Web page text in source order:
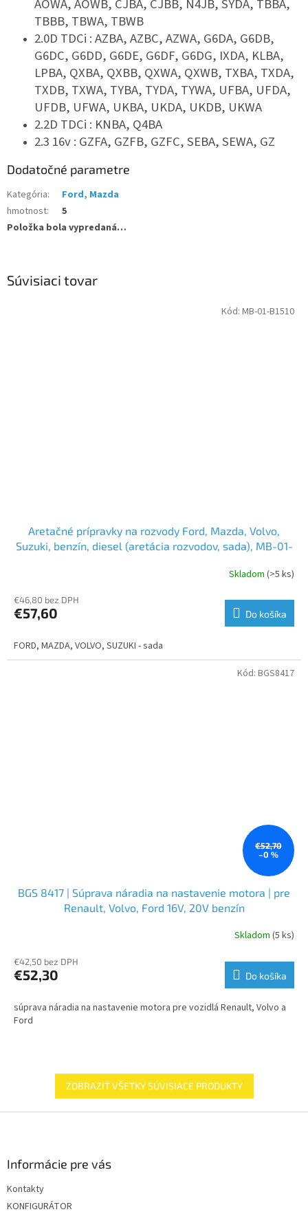
Súvisiaci tovar
Aretačné prípravky na rozvody Ford, Mazda, Volvo,
Suzuki, benzín, diesel (aretácia rozvodov, sada), MB-01-
Skladom (>5 ks)
€46,80 bez DPH
€57,60 Do košíka
FORD, MAZDA, VOLVO, SUZUKI - sada
Kód: MB-01-B1510
€52,70
–0 %
BGS 8417 | Súprava náradia na nastavenie motora | pre
Renault, Volvo, Ford 16V, 20V benzín
Skladom (5 ks)
€42,50 bez DPH
€52,30 Do košíka
súprava náradia na nastavenie motora pre vozidlá Renault, Volvo a
Ford
Kód: BGS8417
ZOBRAZIŤ VŠETKY SÚVISIACE PRODUKTY
AOWA, AOWB, CJBA, CJBB, N4JB, SYDA, TBBA,
TBBB, TBWA, TBWB
2.0D TDCi : AZBA, AZBC, AZWA, G6DA, G6DB,
G6DC, G6DD, G6DE, G6DF, G6DG, IXDA, KLBA,
LPBA, QXBA, QXBB, QXWA, QXWB, TXBA, TXDA,
TXDB, TXWA, TYBA, TYDA, TYWA, UFBA, UFDA,
UFDB, UFWA, UKBA, UKDA, UKDB, UKWA
2.2D TDCi : KNBA, Q4BA
2.3 16v : GZFA, GZFB, GZFC, SEBA, SEWA, GZ
Dodatočné parametre
Kategória:
Ford, Mazda
hmotnost:
5
Položka bola vypredaná…
Informácie pre vás
Kontakty
KONFIGURÁTOR